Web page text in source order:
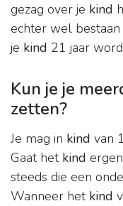
gezag over je kind
echter wel
je kind 21 jaar
Kun je je
zetten?
Je mag in kind van
Gaat het kind
steeds die een
Wanneer het kind